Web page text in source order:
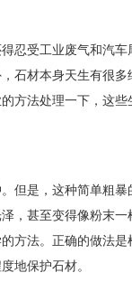
忍受工业废气和汽
石材本身天生有很
方法处理一下，这
但是，这种简单粗
，甚至变得像粉末
方法。正确的做法
地保护石材。